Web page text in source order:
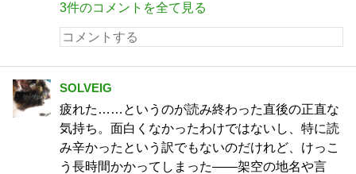
3件のコメントを全て見る
SOLVEIG
疲れた……というのが読み終わった直後の正直な
気持ち。面白くなかったわけではないし、特に読
み辛かったという訳でもないのだけれど、けっこ
う長時間かかってしまった――架空の地名や言